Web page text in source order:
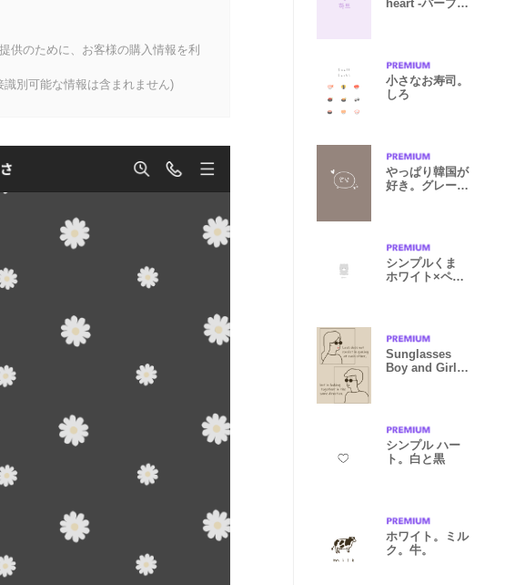
供のために、お客様の購入情報を利
別可能な情報は含まれません)
heart -パープ
小さなお寿司。
しろ
やっぱり韓国が
好き。グレージ
シンプルくま
ホワイト×ペー
Sunglasses
Boy and Girl
シンプル ハー
ト。白と黒
ホワイト。ミル
ク。牛。